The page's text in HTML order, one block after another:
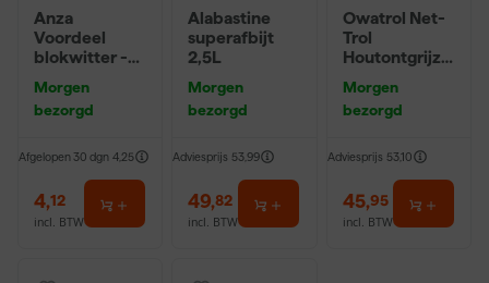
Anza
Voordeel
blokwitter -
Morgen
bezorgd
Afgelopen 30 dgn 4,25
4,12
incl. BTW
Alabastine
superafbijt
2,5L
Morgen
bezorgd
Adviesprijs 53,99
49,82
incl. BTW
Owatrol Net-
Trol
Houtontgrijze
Morgen
bezorgd
Adviesprijs 53,10
45,95
incl. BTW